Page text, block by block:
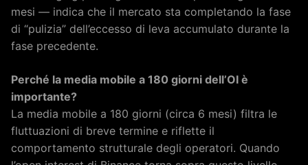
mesi — indica che il mercato sta completando la fase
di “pulizia” dell’eccesso di leva accumulato durante la
fase precedente.
Perché la media mobile a 180 giorni dell’OI è
importante?
La media mobile a 180 giorni (circa 6 mesi) filtra le
fluttuazioni di breve termine e riflette il
comportamento strutturale degli operatori. Quando